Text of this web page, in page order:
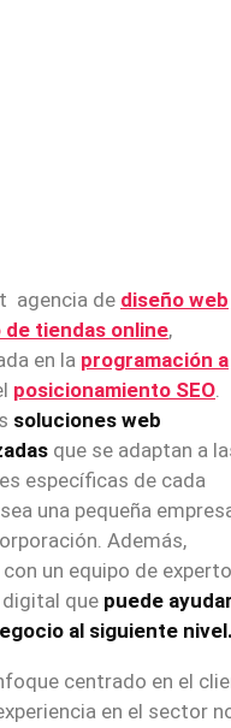
agencia de diseño web
de tiendas online,
en la programación a
posicionamiento SEO.
soluciones web
que se adaptan a
específicas de cada
una pequeña
Además,
un equipo de
que puede
al siguiente nivel.
centrado en el
en el sector